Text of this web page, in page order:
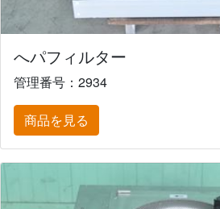
へパフィルター
管理番号：2934
商品を見る